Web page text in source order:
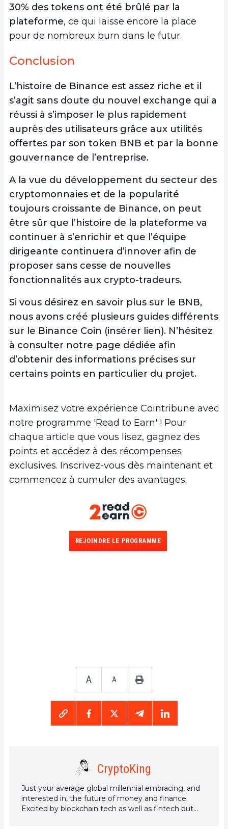
30% des tokens ont été brûlé par la
plateforme, ce qui laisse encore la place
pour de nombreux burn dans le futur.
Conclusion
L’histoire de Binance est assez riche et il
s’agit sans doute du nouvel exchange qui a
réussi à s’imposer le plus rapidement
auprès des utilisateurs grâce aux utilités
offertes par son token BNB et par la bonne
gouvernance de l’entreprise.
A la vue du développement du secteur des
cryptomonnaies et de la popularité
toujours croissante de Binance, on peut
être sûr que l’histoire de la plateforme va
continuer à s’enrichir et que l’équipe
dirigeante continuera d’innover afin de
proposer sans cesse de nouvelles
fonctionnalités aux crypto-tradeurs.
Si vous désirez en savoir plus sur le BNB,
nous avons créé plusieurs guides différents
sur le Binance Coin (insérer lien). N’hésitez
à consulter notre page dédiée afin
d’obtenir des informations précises sur
certains points en particulier du projet.
Maximisez votre expérience Cointribune avec
notre programme 'Read to Earn' ! Pour
chaque article que vous lisez, gagnez des
points et accédez à des récompenses
exclusives. Inscrivez-vous dès maintenant et
commencez à cumuler des avantages.
REJOINDRE LE PROGRAMME
A A
CryptoKing
Just your average global millennial embracing, and
interested in, the future of money and finance.
Excited by blockchain tech as well as fintech but